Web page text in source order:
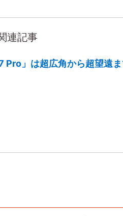
連記事
Pro」は超広角から超望遠